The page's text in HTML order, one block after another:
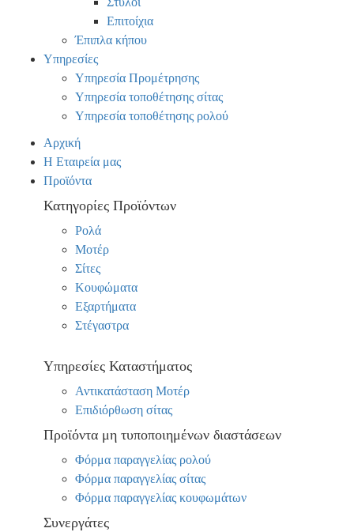
Επιτοίχια
Έπιπλα κήπου
Υπηρεσίες
Υπηρεσία Προμέτρησης
Υπηρεσία τοποθέτησης σίτας
Υπηρεσία τοποθέτησης ρολού
Αρχική
Η Εταιρεία μας
Προϊόντα
Κατηγορίες Προϊόντων
Ρολά
Μοτέρ
Σίτες
Κουφώματα
Εξαρτήματα
Στέγαστρα
Υπηρεσίες Καταστήματος
Αντικατάσταση Μοτέρ
Επιδιόρθωση σίτας
Προϊόντα μη τυποποιημένων διαστάσεων
Φόρμα παραγγελίας ρολού
Φόρμα παραγγελίας σίτας
Φόρμα παραγγελίας κουφωμάτων
Συνεργάτες